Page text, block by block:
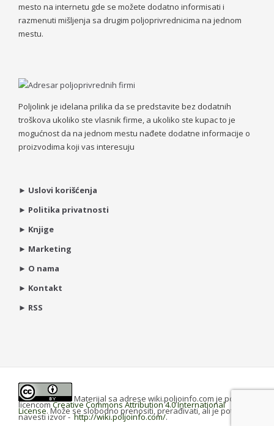
mesto na internetu gde se možete dodatno informisati i
razmenuti mišljenja sa drugim poljoprivrednicima na jednom
mestu.
Poljolink je idelana prilika da se predstavite bez dodatnih
troškova ukoliko ste vlasnik firme, a ukoliko ste kupac to je
mogućnost da na jednom mestu nađete dodatne informacije o
proizvodima koji vas interesuju
► Uslovi korišćenja
► Politika privatnosti
► Knjige
► Marketing
► O nama
► Kontakt
► RSS
Materijal sa adrese wiki.poljoinfo.com je pod
licencomCreative Commons Attribution 4.0 International
License. Može se slobodno prenositi, prerađivati, ali je potrebno
navesti izvor -http://wiki.poljoinfo.com/.